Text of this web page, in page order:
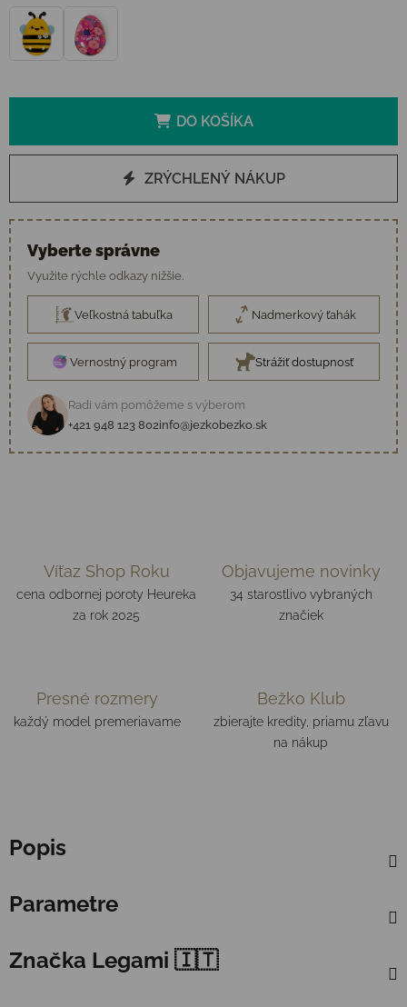
DO KOŠÍKA
ZRÝCHLENÝ NÁKUP
Vyberte správne
Využite rýchle odkazy nižšie.
Veľkostná tabuľka Nadmerkový ťahák
Vernostný program Strážiť dostupnosť
Radi vám pomôžeme s výberom
+421 948 123 802info@jezkobezko.sk
Víťaz Shop Roku
cena odbornej poroty Heureka
za rok 2025
Objavujeme novinky
34 starostlivo vybraných
značiek
Presné rozmery
každý model premeriavame
Bežko Klub
zbierajte kredity, priamu zľavu
na nákup
Popis
Parametre
Značka Legami 🇮🇹